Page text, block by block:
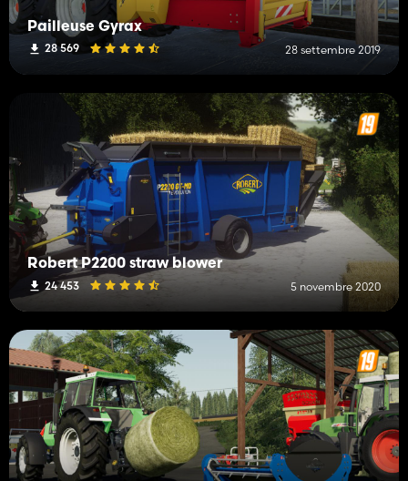
Pailleuse Gyrax
28 569 28 settembre 2019
Robert P2200 straw blower
24 453 5 novembre 2020